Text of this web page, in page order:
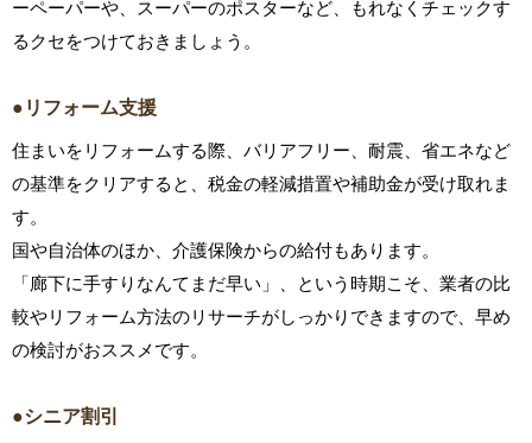
ーペーパーや、スーパーのポスターなど、もれなくチェックす
るクセをつけておきましょう。
●リフォーム支援
住まいをリフォームする際、バリアフリー、耐震、省エネなど
の基準をクリアすると、税金の軽減措置や補助金が受け取れま
す。
国や自治体のほか、介護保険からの給付もあります。
「廊下に手すりなんてまだ早い」、という時期こそ、業者の比
較やリフォーム方法のリサーチがしっかりできますので、早め
の検討がおススメです。
●シニア割引